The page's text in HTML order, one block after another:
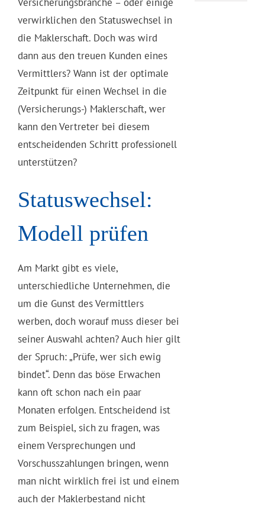
verwirklichen den Statuswechsel in
die Maklerschaft. Doch was wird
dann aus den treuen Kunden eines
Vermittlers? Wann ist der optimale
Zeitpunkt für einen Wechsel in die
(Versicherungs-) Maklerschaft, wer
kann den Vertreter bei diesem
entscheidenden Schritt professionell
unterstützen?
Statuswechsel:
Modell prüfen
Am Markt gibt es viele,
unterschiedliche Unternehmen, die
um die Gunst des Vermittlers
werben, doch worauf muss dieser bei
seiner Auswahl achten? Auch hier gilt
der Spruch: „Prüfe, wer sich ewig
bindet“. Denn das böse Erwachen
kann oft schon nach ein paar
Monaten erfolgen. Entscheidend ist
zum Beispiel, sich zu fragen, was
einem Versprechungen und
Vorschusszahlungen bringen, wenn
man nicht wirklich frei ist und einem
auch der Maklerbestand nicht